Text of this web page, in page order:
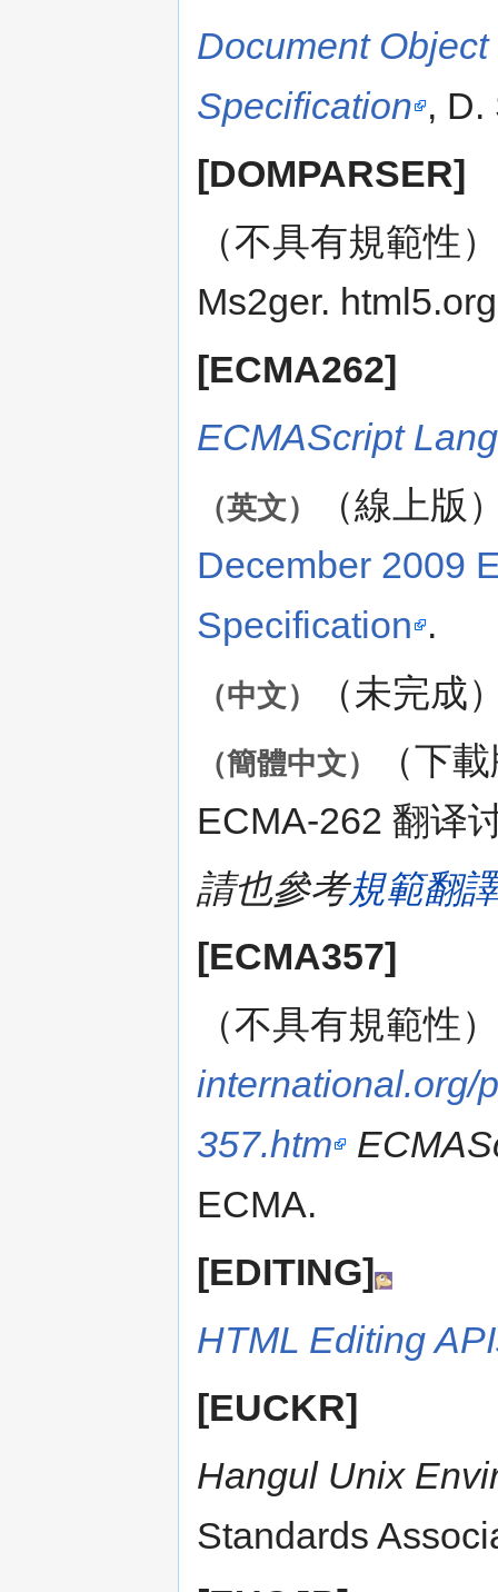
Document
Specification , D.
[DOMPARSER]
（不具有規範性）
Ms2ger.
[ECMA262]
ECMAScript
（英文）
（線上版
December 2009
Specification .
（中文） （未完成
（簡體中文）
（下
ECMA-262 翻译
請也參考規範翻
[ECMA357]
（不具有規範性）
international.org/
357.htm
ECMA.
[EDITING]
HTML Editing
[EUCKR]
Hangul Unix
Standards